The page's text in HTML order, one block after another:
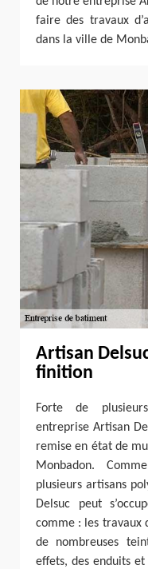
faire des travaux
dans la ville de
Artisan
finition
Forte de
entreprise Artisan
remise en état de
Monbadon.
plusieurs artisans
Delsuc peut
comme : les travaux
de nombreuses
effets, des enduits